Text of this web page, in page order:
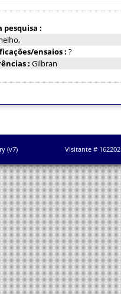
pesquisa :
ensaios : ?
: Gilbran
(v7) Visitante # 162202